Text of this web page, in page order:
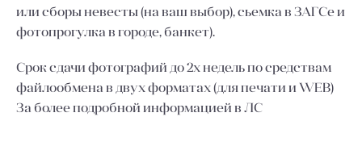
или сборы невесты (на ваш выбор), сьемка в ЗАГСе и
фотопрогулка в городе, банкет).
Срок сдачи фотографий до 2х недель по средствам
файлообмена в двух форматах (для печати и WEB)
За более подробной информацией в ЛС